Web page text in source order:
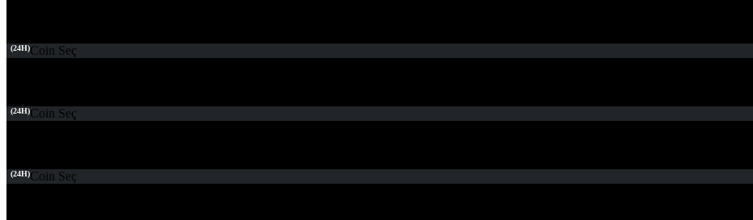
(24H)Coin Seç
(24H)Coin Seç
(24H)Coin Seç